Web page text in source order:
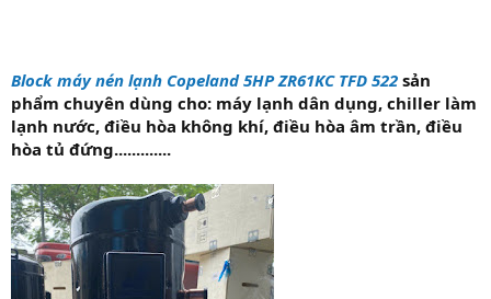
Block máy nén lạnh Copeland 5HP ZR61KC TFD 522 sản
phẩm chuyên dùng cho: máy lạnh dân dụng, chiller làm
lạnh nước, điều hòa không khí, điều hòa âm trần, điều
hòa tủ đứng.............